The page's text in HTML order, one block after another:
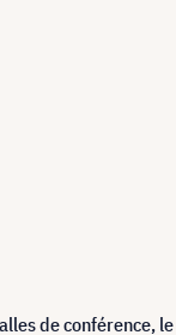
de conférence,